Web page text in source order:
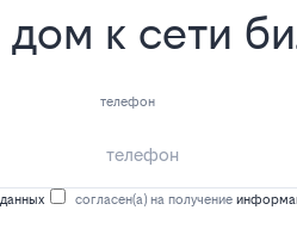
к сети
телефон
согласен(а) на получение